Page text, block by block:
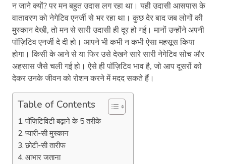
न जाने क्यों? पर मन बहुत उदास लग रहा था। यही उदासी आसपास के
वातावरण को नेगेटिव एनर्जी से भर रहा था। कुछ देर बाद जब लोगों की
मुस्कान देखी, तो मन से सारी उदासी ही दूर हो गई। मानों उन्होंने अपनी
पॉज़िटिव एनर्जी दे दी हो। आपने भी कभी न कभी ऐसा महसूस किया
होगा। किसी के आने से या फिर उसे देखने सारे सारी नेगेटिव सोच और
अहसास जैसे चली गई हो। ऐसे ही पॉज़िटिव भाव है, जो आप दूसरों को
देकर उनके जीवन को रोशन करने में मदद सकते हैं।
Table of Contents
पॉज़िटिविटी बढ़ाने के 5 तरीके
प्यारी-सी मुस्कान
छोटी-सी तारीफ
आभार जताना